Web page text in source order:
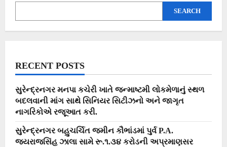
જાણવા
તો
જ…
SEARCH
RECENT POSTS
સુરેન્દ્રનગર મનપા કચેરી ખાતે જન્માષ્ટમી લોકમેળાનું સ્થળ
બદલવાની માંગ સાથે સિનિયર સિટીઝનો અને જાગૃત
નાગરિકોએ રજૂઆત કરી.
સુરેન્દ્રનગર બહુચર્ચિત જમીન કૌભાંડમાં પુર્વ P.A.
જયરાજસિંહ ઝાલા સામે રૂ.૧.૩૪ કરોડની અપ્રમાણસર